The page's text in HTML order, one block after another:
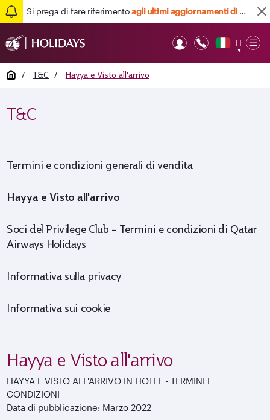
Si prega di fare riferimentoagli ultimi aggiornamenti di viaggio qui
IT
▼
Home / T&C / Hayya e Visto all'arrivo
T&C
Informativa sui cookie
Termini e condizioni generali di vendita
Hayya e Visto all'arrivo
Soci del Privilege Club – Termini e condizioni di Qatar
Airways Holidays
Informativa sulla privacy
Hayya e Visto all'arrivo
HAYYA E VISTO ALL'ARRIVO IN HOTEL - TERMINI E
CONDIZIONI
Data di pubblicazione: Marzo 2022